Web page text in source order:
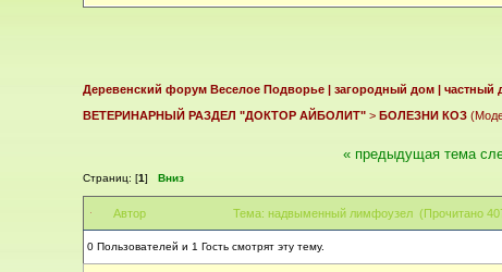
Деревенский форум Веселое Подворье | загородный дом | частный
ВЕТЕРИНАРНЫЙ РАЗДЕЛ "ДОКТОР АЙБОЛИТ" > БОЛЕЗНИ КОЗ
Страниц: [1] Вниз
« предыдущая тема
Автор Тема: надвыменный лимфоузел (Прочитано
0 Пользователей и 1 Гость смотрят эту тему.